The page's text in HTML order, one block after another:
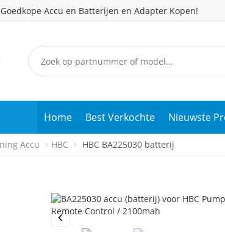
Accu en Batterijen en Adapter Kopen!
Home Best Verkochte Nieuwste
Accu HBC HBC BA225030 batterij